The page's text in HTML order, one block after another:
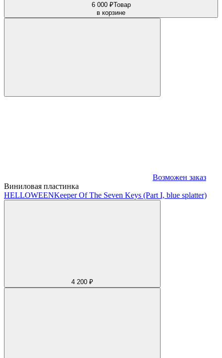
6 000 ₽Товар
в корзине
Возможен заказ
Виниловая пластинка
HELLOWEENKeeper Of The Seven Keys (Part I, blue splatter)
4 200 ₽